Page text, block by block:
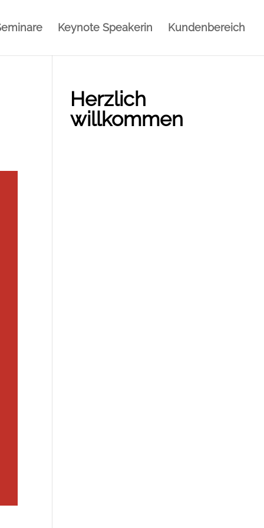
Keynote Speakerin Kundenbereich
Herzlich
willkommen